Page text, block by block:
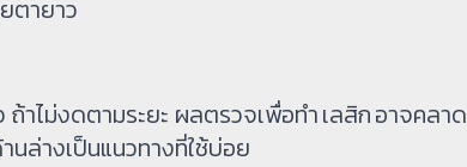
ตายาว
าไม่งดตามระยะ ผลตรวจเพื่อทำ เลสิก อาจคลาด
นล่างเป็นแนวทางที่ใช้บ่อย